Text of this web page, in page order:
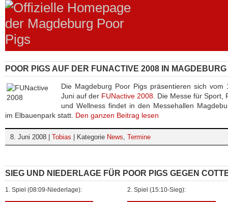
POOR PIGS AUF DER FUNACTIVE 2008 IN MAGDEBURG
Die Magdeburg Poor Pigs präsentieren sich vom
Juni auf der FUNactive 2008 . Die Messe für Sport,
und Wellness findet in den Messehallen
im Elbauenpark statt. Den ganzen Beitrag lesen
8. Juni 2008 | Tobias | Kategorie News, Termine
SIEG UND NIEDERLAGE FÜR POOR PIGS GEGEN
1. Spiel (08:09-Niederlage): 2. Spiel (15:10-Sieg):